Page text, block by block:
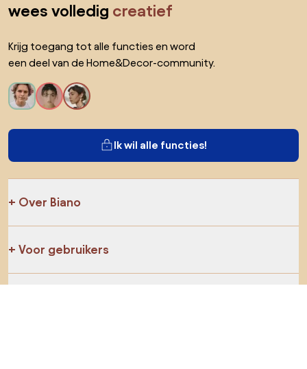
wees volledig creatief
Krijg toegang tot alle functies en word
een deel van de Home&Decor-community.
Ik wil alle functies!
Over Biano
Voor gebruikers